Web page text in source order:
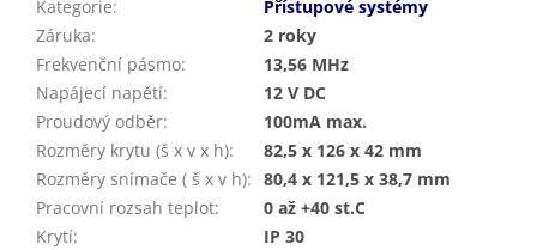
Kategorie:
Přístupové systémy
Záruka:
2 roky
Frekvenční pásmo:
13,56 MHz
Napájecí napětí:
12 V DC
Proudový odběr:
100mA max.
Rozměry krytu (š x v x h):
82,5 x 126 x 42 mm
Rozměry snímače ( š x v h): 80,4 x 121,5 x 38,7 mm
Pracovní rozsah teplot:
0 až +40 st.C
Krytí:
IP 30